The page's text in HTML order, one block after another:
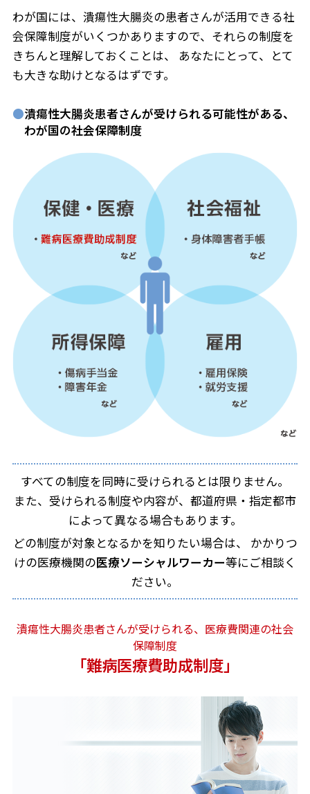
わが国には、 潰瘍性大腸炎の患者さんが活用できる社
会保障制度がいくつかありますので、それらの制度を
きちんと理解しておくことは、
あなたにとって、とて
も大きな助けとなるはずです。
●潰瘍性大腸炎患者さんが受けられる可能性がある、
わが国の社会保障制度
すべての制度を同時に受けられるとは限りません。
また、受けられる制度や内容が、都道府県・指定都市
によって異なる場合もあります。
どの制度が対象となるかを知りたい場合は、 かかりつ
けの医療機関の医療ソーシャルワーカー等にご相談く
ださい。
潰瘍性大腸炎患者さんが受けられる、医療費関連の社会
保障制度
「難病医療費助成制度」